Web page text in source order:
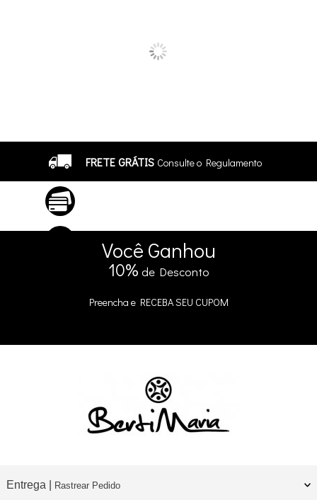
FRETE GRÁTIS Consulte o Regulamento
5% DE DESCONTO no Pix e Boleto
Você Ganhou
10% de Desconto
Preencha e RECEBA SEU CUPOM
Entrega | Rastrear Pedido